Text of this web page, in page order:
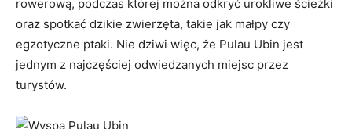
rowerową, podczas której można odkryć urokliwe ścieżki
oraz spotkać⁤ dzikie zwierzęta,⁢ takie jak ⁣małpy czy
egzotyczne ptaki. ‍Nie dziwi więc, że Pulau Ubin jest
jednym z najczęściej odwiedzanych ⁤miejsc przez
turystów.